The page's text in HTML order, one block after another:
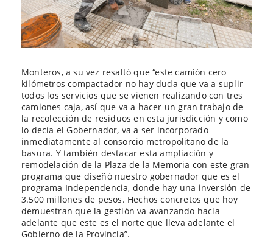
Monteros, a su vez resaltó que “este camión cero
kilómetros compactador no hay duda que va a suplir
todos los servicios que se vienen realizando con tres
camiones caja, así que va a hacer un gran trabajo de
la recolección de residuos en esta jurisdicción y como
lo decía el Gobernador, va a ser incorporado
inmediatamente al consorcio metropolitano de la
basura. Y también destacar esta ampliación y
remodelación de la Plaza de la Memoria con este gran
programa que diseñó nuestro gobernador que es el
programa Independencia, donde hay una inversión de
3.500 millones de pesos. Hechos concretos que hoy
demuestran que la gestión va avanzando hacia
adelante que este es el norte que lleva adelante el
Gobierno de la Provincia”.